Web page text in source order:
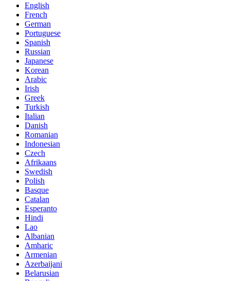
English
French
German
Portuguese
Spanish
Russian
Japanese
Korean
Arabic
Irish
Greek
Turkish
Italian
Danish
Romanian
Indonesian
Czech
Afrikaans
Swedish
Polish
Basque
Catalan
Esperanto
Hindi
Lao
Albanian
Amharic
Armenian
Azerbaijani
Belarusian